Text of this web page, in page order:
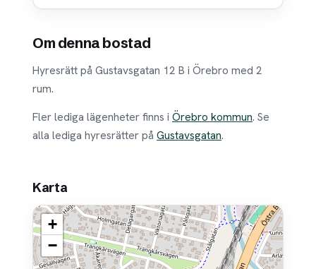
Om denna bostad
Hyresrätt på Gustavsgatan 12 B i Örebro med 2
rum.
Fler lediga lägenheter finns i Örebro kommun. Se
alla lediga hyresrätter på Gustavsgatan.
Karta
+
−